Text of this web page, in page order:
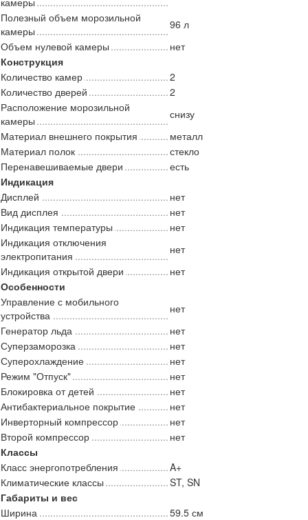
Полезный объем морозильной
камеры
96 л
Объем нулевой камеры
нет
Конструкция
Количество камер
2
Количество дверей
2
Расположение морозильной
камеры
снизу
Материал внешнего покрытия
металл
Материал полок
стекло
Перенавешиваемые двери
есть
Индикация
Дисплей
нет
Вид дисплея
нет
Индикация температуры
нет
Индикация отключения
электропитания
нет
Индикация открытой двери
нет
Особенности
Управление с мобильного
устройства
нет
Генератор льда
нет
Суперзаморозка
нет
Суперохлаждение
нет
Режим "Отпуск"
нет
Блокировка от детей
нет
Антибактериальное покрытие
нет
Инверторный компрессор
нет
Второй компрессор
нет
Классы
Класс энергопотребления
A+
Климатические классы
ST, SN
Габариты и вес
Ширина
59.5 см